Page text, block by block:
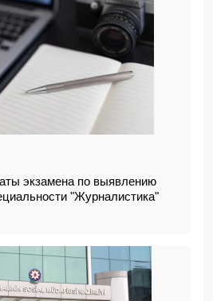
экзамена по выявлению
"Журналистика"